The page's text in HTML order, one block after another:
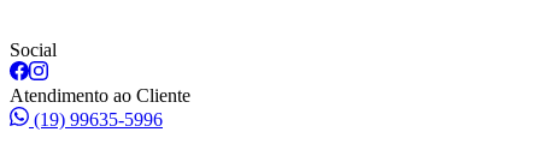
Social
Atendimento ao Cliente
(19) 99635-5996